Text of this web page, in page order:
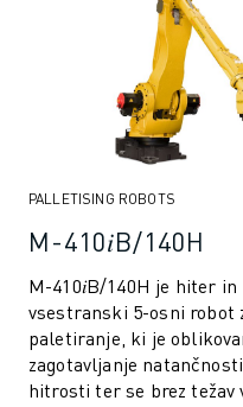
SKLADIŠČENJE, LOGISTIKA,
5-OSNA OBDELAVA
OBLOČNO VARJENJE
CNC BRUŠENJE
CNC REZKANJE
VRTANJE IN REZKANJE Z
BRIZGANJE
VZDRŽEVANJE STROJEV
RAVNANJE Z MATERIALOM
PALLETISING ROBOTS
M-410𝑖B/140H
M-410𝑖B/140H je hiter in
vsestranski 5-osni robot
paletiranje, ki je
zagotavljanje
hitrosti ter se brez težav